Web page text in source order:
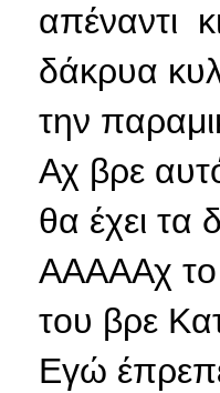
απέναντι
δάκρυα
την
Αχ βρε
θα έχει τα
ΑΑΑΑΑχ το
του βρε
Εγώ